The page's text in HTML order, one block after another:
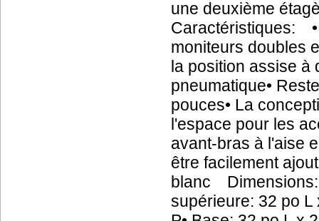
une deuxième
Caractéristiques: •
moniteurs doubles
la position assise à
pneumatique•
pouces• La
l'espace pour les
avant-bras à l'aise
être facilement
blanc
supérieure: 32 po L